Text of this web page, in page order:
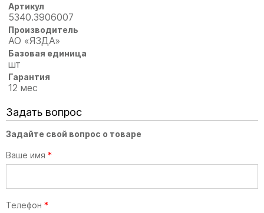
Артикул
5340.3906007
Производитель
АО «ЯЗДА»
Базовая единица
шт
Гарантия
12 мес
Задать вопрос
Задайте свой вопрос о товаре
Ваше имя *
Телефон *